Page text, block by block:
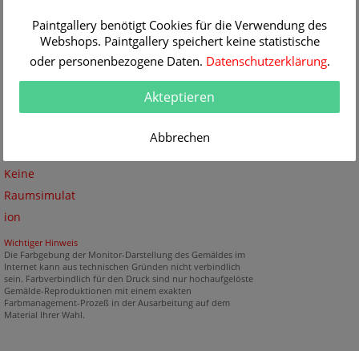
Keine
Raumsimulat
ion
Wichtiger Hinweis
Die Farbgebung der Monitor-Darstellung des Gemäldes im
Internet kann aus technischen Gründen nicht verbindlich
sein. Farbverbindlich für den Druck sind nur hochaufgelöste
Gemälde-Reproduktionen mit einem exakten
Farbmanagement-Prozeß in der Ausarbeitung auf dem
Material Ihrer Wahl.
Paintgallery benötigt Cookies für die Verwendung des
Webshops. Paintgallery speichert keine statistische
oder personenbezogene Daten. Datenschutzerklärung.
Akteptieren
Abbrechen